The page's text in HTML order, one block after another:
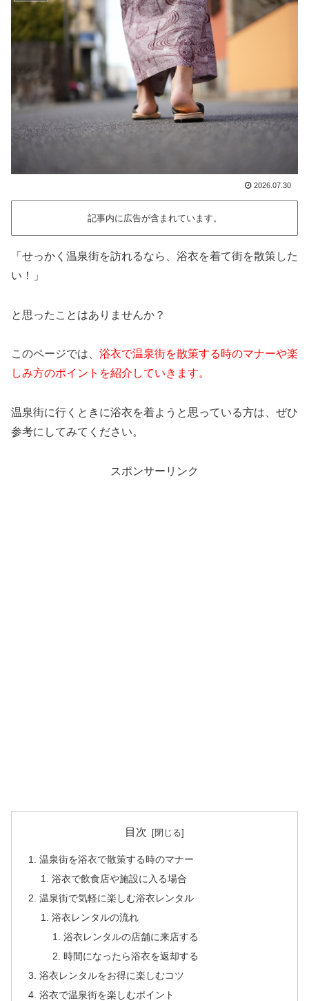
2026.07.30
記事内に広告が含まれています。
「せっかく温泉街を訪れるなら、浴衣を着て街を散策した
い！」
と思ったことはありませんか？
このページでは、 浴衣で温泉街を散策する時のマナーや楽
しみ方のポイントを紹介していきます。
温泉街に行くときに浴衣を着ようと思っている方は、ぜひ
参考にしてみてください。
スポンサーリンク
目次
温泉街を浴衣で散策する時のマナー
浴衣で飲食店や施設に入る場合
温泉街で気軽に楽しむ浴衣レンタル
浴衣レンタルの流れ
浴衣レンタルの店舗に来店する
時間になったら浴衣を返却する
浴衣レンタルをお得に楽しむコツ
浴衣で温泉街を楽しむポイント